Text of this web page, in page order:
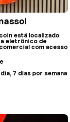
está localizado
eletrônico de
com acesso
7 dias por semana